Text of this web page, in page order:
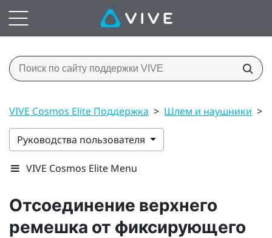
VIVE Cosmos Elite Поддержка > Шлем и наушники >
Руководства пользователя
VIVE Cosmos Elite Menu
Отсоединение верхнего
ремешка от фиксирующего